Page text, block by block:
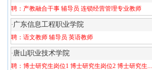
聘： 产教融合干事 辅导员 连锁经营管理专业教师
·广东信息工程职业学院
聘： 语文教师 辅导员 英语教师
·唐山职业技术学院
聘： 博士研究生岗位1 博士研究生岗位2 博士研究生...